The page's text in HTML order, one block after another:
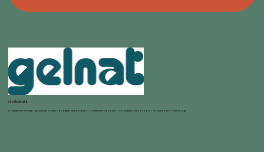
info@gelnat.it
Компания Gelnat родилась из страсти ее владельцев к приготовлению мороженого, в мире, в котором они работают с 1950 года.